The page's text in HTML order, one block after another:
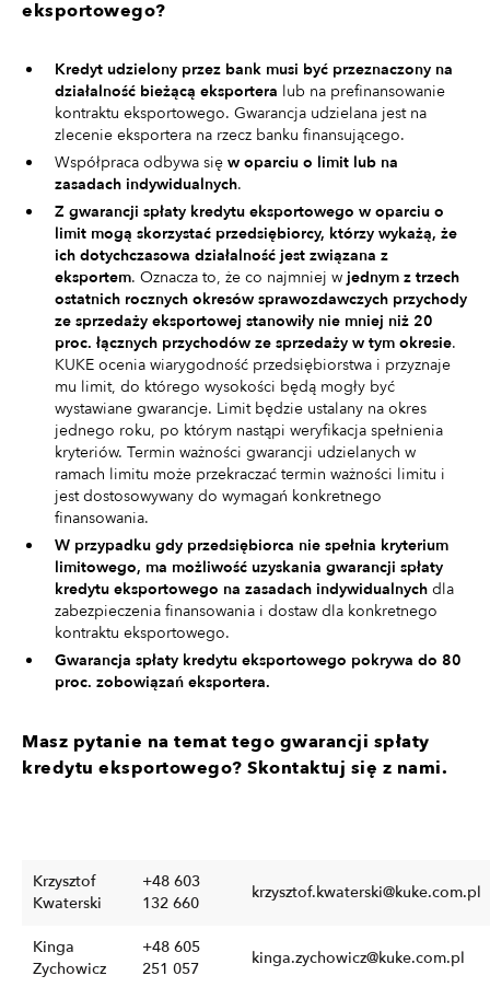
eksportowego?
Kredyt udzielony przez bank musi być przeznaczony na
działalność bieżącą eksportera lub na prefinansowanie
kontraktu eksportowego. Gwarancja udzielana jest na
zlecenie eksportera na rzecz banku finansującego.
Współpraca odbywa się w oparciu o limit lub na
zasadach indywidualnych.
Z gwarancji spłaty kredytu eksportowego w oparciu o
limit mogą skorzystać przedsiębiorcy, którzy wykażą, że
ich dotychczasowa działalność jest związana z
eksportem. Oznacza to, że co najmniej w jednym z trzech
ostatnich rocznych okresów sprawozdawczych przychody
ze sprzedaży eksportowej stanowiły nie mniej niż 20
proc. łącznych przychodów ze sprzedaży w tym okresie.
KUKE ocenia wiarygodność przedsiębiorstwa i przyznaje
mu limit, do którego wysokości będą mogły być
wystawiane gwarancje. Limit będzie ustalany na okres
jednego roku, po którym nastąpi weryfikacja spełnienia
kryteriów. Termin ważności gwarancji udzielanych w
ramach limitu może przekraczać termin ważności limitu i
jest dostosowywany do wymagań konkretnego
finansowania.
W przypadku gdy przedsiębiorca nie spełnia kryterium
limitowego, ma możliwość uzyskania gwarancji spłaty
kredytu eksportowego na zasadach indywidualnych dla
zabezpieczenia finansowania i dostaw dla konkretnego
kontraktu eksportowego.
Gwarancja spłaty kredytu eksportowego pokrywa do 80
proc. zobowiązań eksportera.
Masz pytanie na temat tego gwarancji spłaty
kredytu eksportowego? Skontaktuj się z nami.
Krzysztof
Kwaterski
+48 603
132 660
krzysztof.kwaterski@kuke.com.pl
Kinga
Zychowicz
+48 605
251 057
kinga.zychowicz@kuke.com.pl